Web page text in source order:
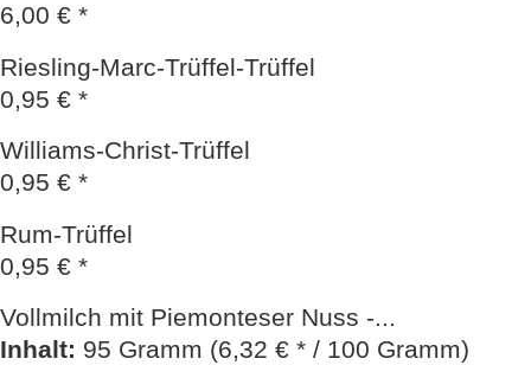
6,00 € *
Riesling-Marc-Trüffel-Trüffel
0,95 € *
Williams-Christ-Trüffel
0,95 € *
Rum-Trüffel
0,95 € *
Vollmilch mit Piemonteser Nuss -...
Inhalt: 95 Gramm (6,32 € * / 100 Gramm)